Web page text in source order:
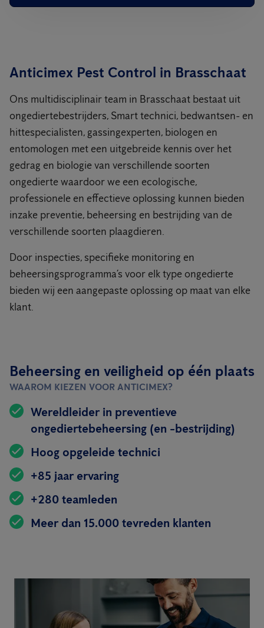
Anticimex Pest Control in Brasschaat
Ons multidisciplinair team in Brasschaat bestaat uit
ongediertebestrijders, Smart technici, bedwantsen- en
hittespecialisten, gassingexperten, biologen en
entomologen met een uitgebreide kennis over het
gedrag en biologie van verschillende soorten
ongedierte waardoor we een ecologische,
professionele en effectieve oplossing kunnen bieden
inzake preventie, beheersing en bestrijding van de
verschillende soorten plaagdieren.
Door inspecties, specifieke monitoring en
beheersingsprogramma’s voor elk type ongedierte
bieden wij een aangepaste oplossing op maat van elke
klant.
Beheersing en veiligheid op één plaats
WAAROM KIEZEN VOOR ANTICIMEX?
Wereldleider in preventieve
ongediertebeheersing (en -bestrijding)
Hoog opgeleide technici
+85 jaar ervaring
+280 teamleden
Meer dan 15.000 tevreden klanten